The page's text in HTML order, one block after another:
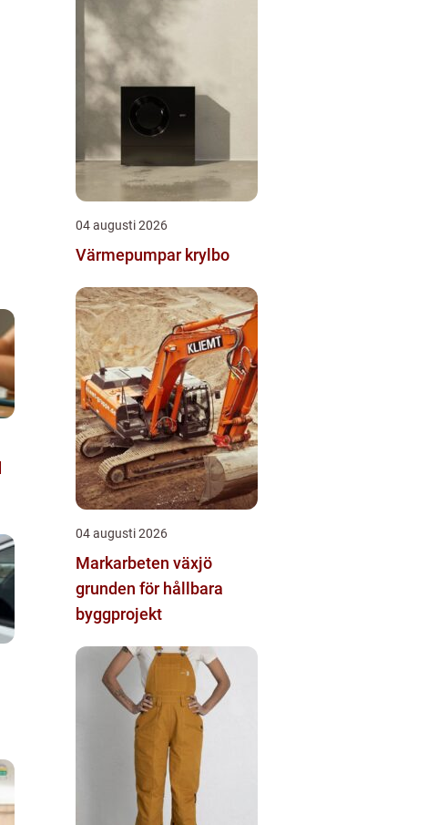
04 augusti 2026
Värmepumpar krylbo
04 augusti 2026
Markarbeten växjö
grunden för hållbara
byggprojekt